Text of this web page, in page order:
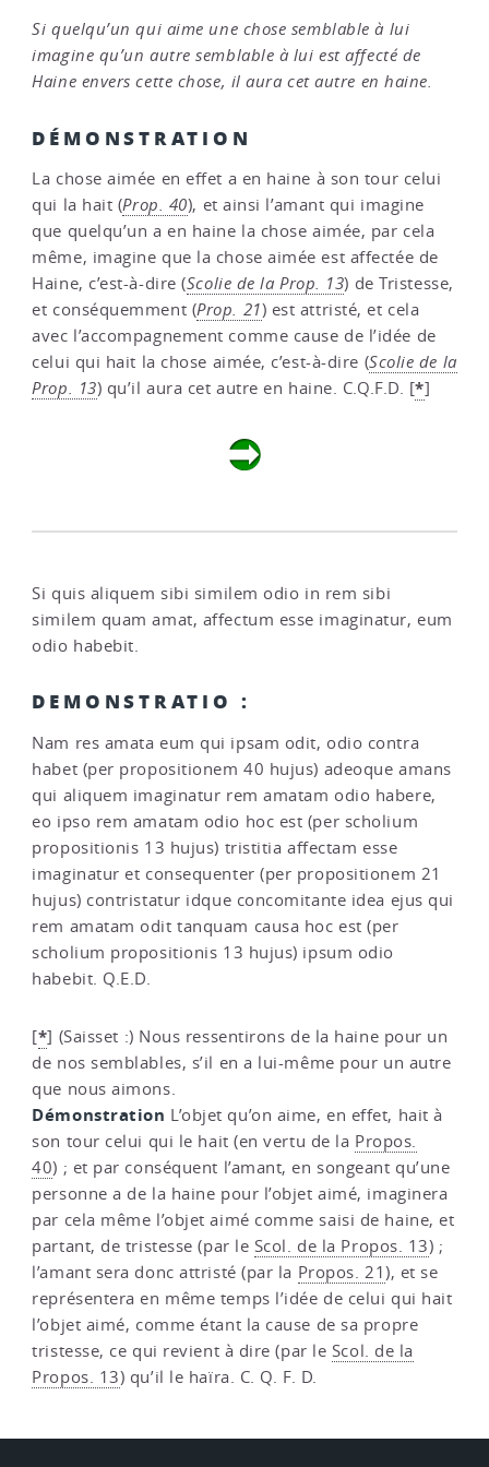
Si quelqu’un qui aime une chose semblable à lui
imagine qu’un autre semblable à lui est affecté de
Haine envers cette chose, il aura cet autre en haine.
DÉMONSTRATION
La chose aimée en effet a en haine à son tour celui
qui la hait (Prop. 40), et ainsi l’amant qui imagine
que quelqu’un a en haine la chose aimée, par cela
même, imagine que la chose aimée est affectée de
Haine, c’est-à-dire (Scolie de la Prop. 13) de Tristesse,
et conséquemment (Prop. 21) est attristé, et cela
avec l’accompagnement comme cause de l’idée de
celui qui hait la chose aimée, c’est-à-dire (Scolie de la
Prop. 13) qu’il aura cet autre en haine. C.Q.F.D. [*]
Si quis aliquem sibi similem odio in rem sibi
similem quam amat, affectum esse imaginatur, eum
odio habebit.
DEMONSTRATIO :
Nam res amata eum qui ipsam odit, odio contra
habet (per propositionem 40 hujus) adeoque amans
qui aliquem imaginatur rem amatam odio habere,
eo ipso rem amatam odio hoc est (per scholium
propositionis 13 hujus) tristitia affectam esse
imaginatur et consequenter (per propositionem 21
hujus) contristatur idque concomitante idea ejus qui
rem amatam odit tanquam causa hoc est (per
scholium propositionis 13 hujus) ipsum odio
habebit. Q.E.D.
[*] (Saisset :) Nous ressentirons de la haine pour un
de nos semblables, s’il en a lui-même pour un autre
que nous aimons.
Démonstration L’objet qu’on aime, en effet, hait à
son tour celui qui le hait (en vertu de la Propos.
40) ; et par conséquent l’amant, en songeant qu’une
personne a de la haine pour l’objet aimé, imaginera
par cela même l’objet aimé comme saisi de haine, et
partant, de tristesse (par le Scol. de la Propos. 13) ;
l’amant sera donc attristé (par la Propos. 21), et se
représentera en même temps l’idée de celui qui hait
l’objet aimé, comme étant la cause de sa propre
tristesse, ce qui revient à dire (par le Scol. de la
Propos. 13) qu’il le haïra. C. Q. F. D.